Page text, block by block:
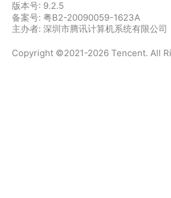
版本号: 9.2.5
备案号: 粤B2-20090059-1623A
主办者: 深圳市腾讯计算机系统有限公司
Copyright ©2021-2026 Tencent. All